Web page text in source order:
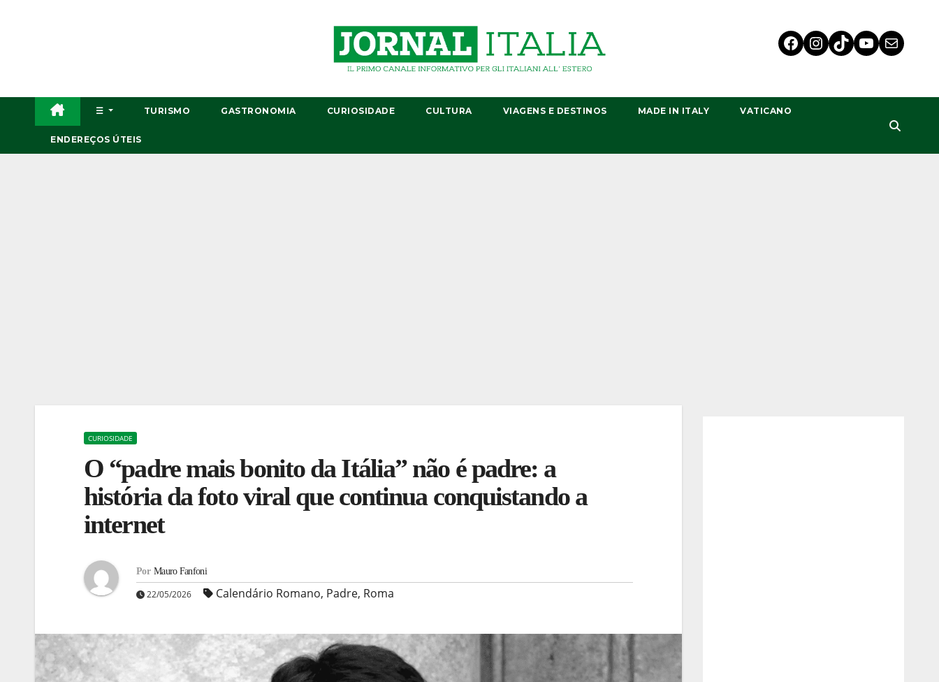
☰ TURISMO GASTRONOMIA CURIOSIDADE CULTURA VIAGENS E DESTINOS MADE IN ITALY VATICANO
ENDEREÇOS ÚTEIS
CURIOSIDADE
O “padre mais bonito da Itália” não é padre: a
história da foto viral que continua conquistando a
internet
Por Mauro Fanfoni
22/05/2026 Calendário Romano, Padre, Roma